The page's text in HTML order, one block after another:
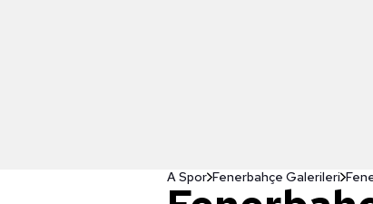
A Spor Fenerbahçe Galerileri